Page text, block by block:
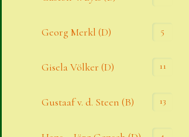
Georg Merkl (D) 5
Gisela Völker (D) 11
Gustaaf v. d. Steen (B) 13